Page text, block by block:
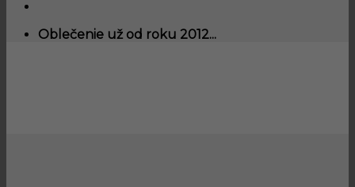
Oblečenie už od roku 2012...